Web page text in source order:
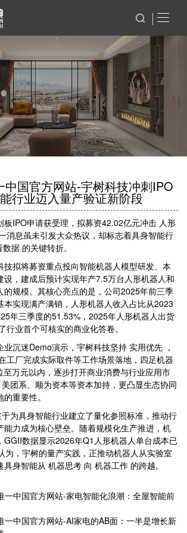
中国官方网站-宇树科技冲刺IPO
行业迈入量产验证新阶段
板IPO申请获受理，拟募资42.02亿元冲击 人形
消息虽未引发大众热议，却标志着具身智能行
据 的关键转折。
技拟将募资重点投向智能机器人模型研发、本
设，建成后预计实现年产7.5万台人形机器人和
的规模。其核心亮点的是，公司2025年前三季
本实现满产满销，人形机器人收入占比从2023
年三季度的51.53%，2025年人形机器人出货
行业首个可核实的商业化答卷。
沉迷Demo演示，宇树科技坚持 实用优先 ，
工厂完成实际取件等工作场景落地，四足机器
至万元以内，逐步打开商业消费与行业应用市
团系、顺为资本等资本加持，更凸显生态协同
重要性。
为具身智能行业建立了量化参照标准，推动行
能力成为核心壁垒。随着规模化生产推进，机
GGII数据显示2026年Q1人形机器人单台成本已
为，宇树的量产实践，正推动机器人从实验室
身智能从 机器思考 向 机器工作 的跨越。
一中国官方网站-家电智能化浪潮：全屋智能前
一中国官方网站-AI家电的AB面：一半是增长新